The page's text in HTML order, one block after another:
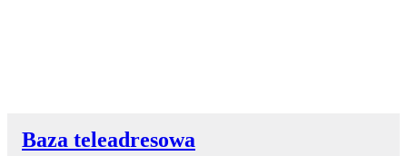
Baza teleadresowa